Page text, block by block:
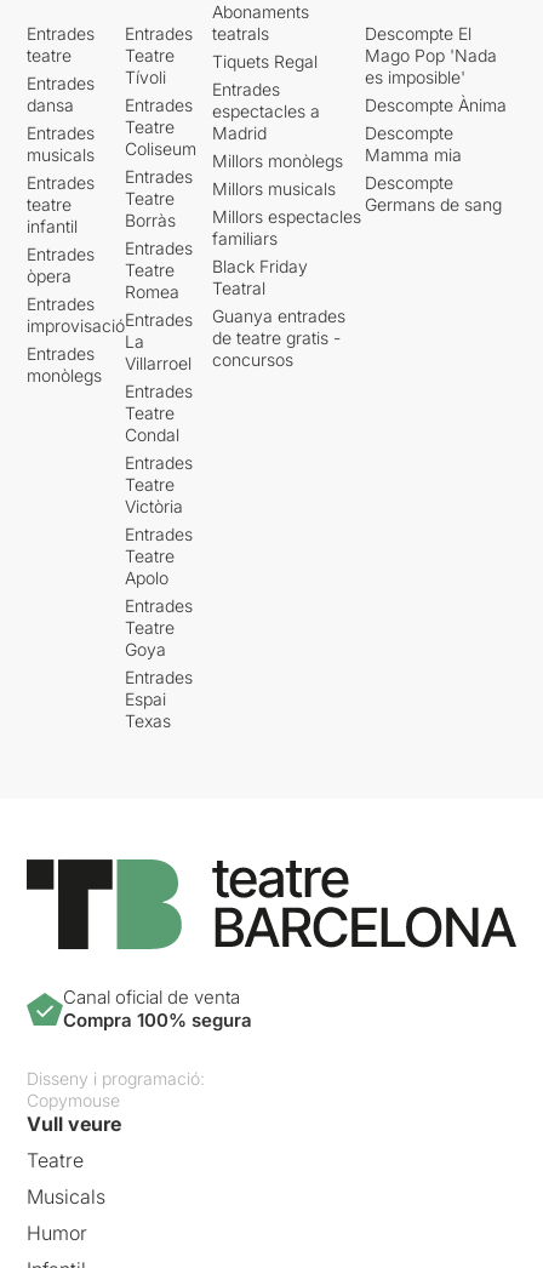
Entrades
teatre
Entrades
dansa
Entrades
musicals
Entrades
teatre
infantil
Entrades
òpera
Entrades
improvisació
Entrades
monòlegs
Entrades
Teatre
Tívoli
Entrades
Teatre
Coliseum
Entrades
Teatre
Borràs
Entrades
Teatre
Romea
Entrades
La
Villarroel
Entrades
Teatre
Condal
Entrades
Teatre
Victòria
Entrades
Teatre
Apolo
Entrades
Teatre
Goya
Entrades
Espai
Texas
Abonaments
teatrals
Tiquets Regal
Entrades
espectacles a
Madrid
Millors monòlegs
Millors musicals
Millors espectacles
familiars
Black Friday
Teatral
Guanya entrades
de teatre gratis -
concursos
Descompte El
Mago Pop 'Nada
es imposible'
Descompte Ànima
Descompte
Mamma mia
Descompte
Germans de sang
Canal oficial de venta
Compra 100% segura
Disseny i programació:
Copymouse
Vull veure
Teatre
Musicals
Humor